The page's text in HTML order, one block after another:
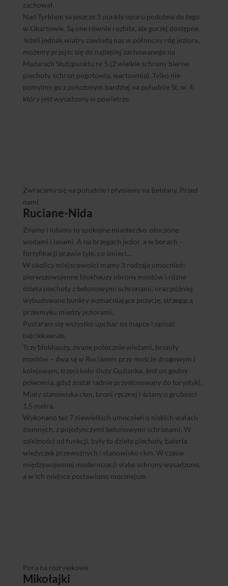
zachował.
Nad Tyrkłem sa jeszcze 3 punkty oporu podobne do tego
w Okartowie. Są one równie rozbite, ale gorzej dostępne.
Jeżeli jednak wiatry zawiodą nas w północny róg jeziora,
możemy przejśc się do najlepiej zachowanego na
Mazurach Stutzpunktu nr 5 (2 wielkie schrony bierne
piechoty, schron pogotowia, wartownia). Tylko nie
pomylmy go z położonym bardziej na południe St. nr 4,
który jest wysadzony w powietrze.
Zwracamy się na południe i płyniemy na Bełdany. Przed
nami
Ruciane-Nida
Znamy i lubimy to spokojne miasteczko, otoczone
wodami i lasami. A na brzegach jezior, a w borach –
fortyfikacji prawie tyle, co śmieci…
W okolicy miejscowości mamy 3 rodzaje umocnień:
pierwszowojenne blokhauzy obrony mostów i różne
dzieła piechoty z betonowymi schronami, oraz później
wybudowane bunkry wzmacniające pozycję, strzegącą
przesmyku między jeziorami.
Postaram się wszystko upchać na mapce i opisać
najciekawsze.
Trzy blokhauzy, zwane potocznie wieżami, broniły
mostów – dwa są w Rucianem przy moście drogowym i
kolejowym, trzeci koło śluzy Guzianka. Jest on godny
polecenia, gdyż został ładnie przystosowany do turystyki.
Miały stanowiska ckm, broni ręcznej i ściany o grubości
1,5 metra.
Wykonano też 7 niewielkich umocnień o niskich wałach
ziemnych, z pojedynczymi betonowymi schronami. W
zależności od funkcji, były to dzieła piechoty, bateria
wieżyczek przewoźnych i stanowisko ckm. W czasie
międzywojennej modernizacji słabe schrony wysadzono,
a w ich miejsce postawiono mocniejsze.
Pora na rozrywkowe
Mikołajki